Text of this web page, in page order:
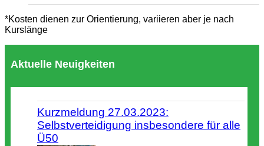
*Kosten dienen zur Orientierung, variieren aber je nach
Kurslänge
Aktuelle Neuigkeiten
Kurzmeldung 27.03.2023:
Selbstverteidigung insbesondere für alle
Ü50